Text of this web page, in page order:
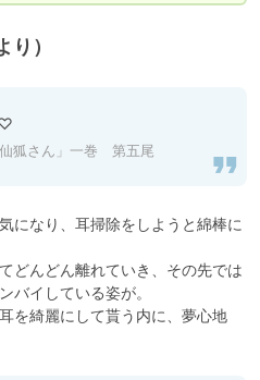
）
♡
狐さん」一巻 第五尾
になり、耳掃除をしようと綿棒に
どんどん離れていき、その先では
バイしている姿が。
を綺麗にして貰う内に、夢心地